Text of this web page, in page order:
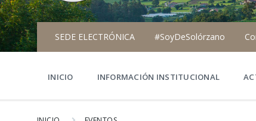
SEDE ELECTRÓNICA #SoyDeSolórzano
INICIO INFORMACIÓN INSTITUCIONAL